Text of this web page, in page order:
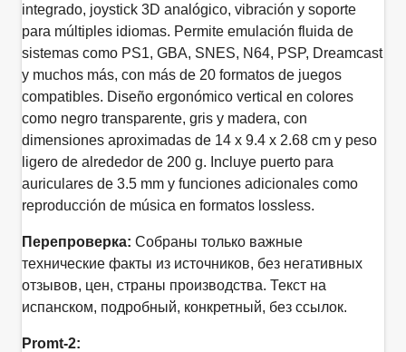
integrado, joystick 3D analógico, vibración y soporte
para múltiples idiomas. Permite emulación fluida de
sistemas como PS1, GBA, SNES, N64, PSP, Dreamcast
y muchos más, con más de 20 formatos de juegos
compatibles. Diseño ergonómico vertical en colores
como negro transparente, gris y madera, con
dimensiones aproximadas de 14 x 9.4 x 2.68 cm y peso
ligero de alrededor de 200 g. Incluye puerto para
auriculares de 3.5 mm y funciones adicionales como
reproducción de música en formatos lossless.
Перепроверка: Собраны только важные
технические факты из источников, без негативных
отзывов, цен, страны производства. Текст на
испанском, подробный, конкретный, без ссылок.
Promt-2: